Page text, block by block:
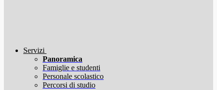
Servizi
Panoramica
Famiglie e studenti
Personale scolastico
Percorsi di studio